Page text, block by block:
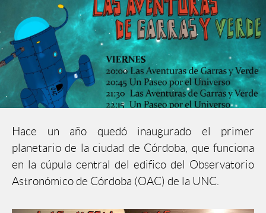
Hace un año quedó inaugurado el primer
planetario de la ciudad de Córdoba, que funciona
en la cúpula central del edifico del Observatorio
Astronómico de Córdoba (OAC) de la UNC.